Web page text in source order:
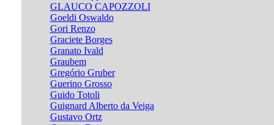
GLAUCO CAPOZZOLI
Goeldi Oswaldo
Gori Renzo
Graciete Borges
Granato Ivald
Graubem
Gregório Gruber
Guerino Grosso
Guido Totoli
Guignard Alberto da Veiga
Gustavo Ortz